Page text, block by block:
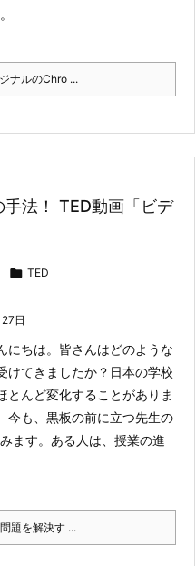
ナルのChro ...
法！ TED動画「ビデ
 TED
日
にちは。皆さんはどのような
けてきましたか？ 日本の学校
とんど変化することがありま
今も、黒板の前に立つ先生の
ます。ある人は、授業の進
題を解決す ...